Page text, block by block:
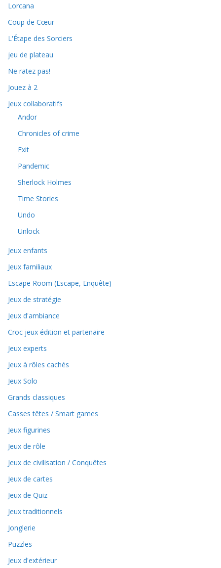
Lorcana
Coup de Cœur
L'Étape des Sorciers
jeu de plateau
Ne ratez pas!
Jouez à 2
Jeux collaboratifs
Andor
Chronicles of crime
Exit
Pandemic
Sherlock Holmes
Time Stories
Undo
Unlock
Jeux enfants
Jeux familiaux
Escape Room (Escape, Enquête)
Jeux de stratégie
Jeux d'ambiance
Croc jeux édition et partenaire
Jeux experts
Jeux à rôles cachés
Jeux Solo
Grands classiques
Casses têtes / Smart games
Jeux figurines
Jeux de rôle
Jeux de civilisation / Conquêtes
Jeux de cartes
Jeux de Quiz
Jeux traditionnels
Jonglerie
Puzzles
Jeux d'extérieur